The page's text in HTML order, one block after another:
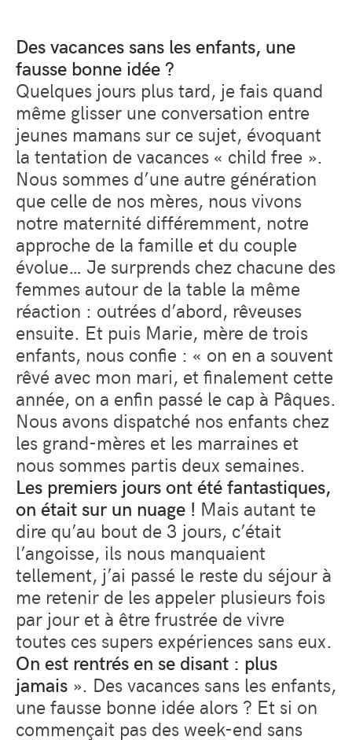
Des vacances sans les enfants, une
fausse bonne idée ?
Quelques jours plus tard, je fais quand
même glisser une conversation entre
jeunes mamans sur ce sujet, évoquant
la tentation de vacances « child free ».
Nous sommes d’une autre génération
que celle de nos mères, nous vivons
notre maternité différemment, notre
approche de la famille et du couple
évolue… Je surprends chez chacune des
femmes autour de la table la même
réaction : outrées d’abord, rêveuses
ensuite. Et puis Marie, mère de trois
enfants, nous confie : « on en a souvent
rêvé avec mon mari, et finalement cette
année, on a enfin passé le cap à Pâques.
Nous avons dispatché nos enfants chez
les grand-mères et les marraines et
nous sommes partis deux semaines.
Les premiers jours ont été fantastiques,
on était sur un nuage ! Mais autant te
dire qu’au bout de 3 jours, c’était
l’angoisse, ils nous manquaient
tellement, j’ai passé le reste du séjour à
me retenir de les appeler plusieurs fois
par jour et à être frustrée de vivre
toutes ces supers expériences sans eux.
On est rentrés en se disant : plus
jamais ». Des vacances sans les enfants,
une fausse bonne idée alors ? Et si on
commençait pas des week-end sans